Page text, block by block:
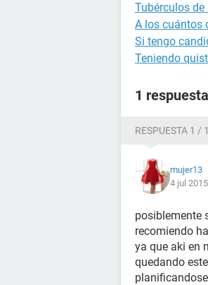
Tubérculos
A los cuántos
Si tengo
Teniendo
1 respuesta
RESPUESTA 1 / 1
mujer13
4 jul
posiblemente
recomiendo
ya que aki en
quedando